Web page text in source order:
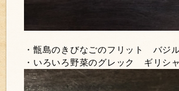
・甑島のきびなごのフリット バジ
・いろいろ野菜のグレック ギリシ